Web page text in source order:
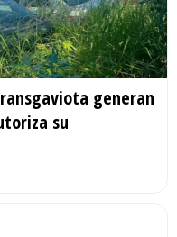
generan
su